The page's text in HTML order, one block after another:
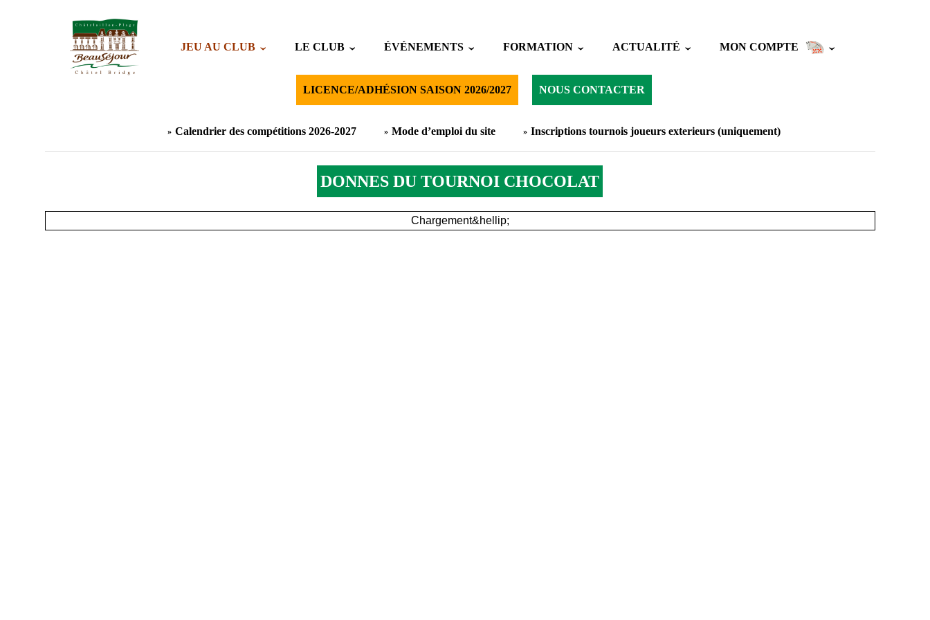
JEU AU CLUB LE CLUB ÉVÉNEMENTS FORMATION ACTUALITÉ MON COMPTE
LICENCE/ADHÉSION SAISON 2026/2027 NOUS CONTACTER
Calendrier des compétitions 2026-2027 Mode d’emploi du site Inscriptions tournois joueurs exterieurs (uniquement)
DONNES DU TOURNOI CHOCOLAT
Chargement&hellip;